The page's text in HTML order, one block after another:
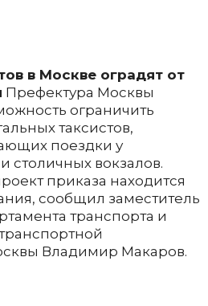
в Москве оградят от
Префектура Москвы
ограничить
таксистов,
поездки у
столичных вокзалов.
приказа находится
сообщил заместитель
транспорта и
Владимир Макаров.